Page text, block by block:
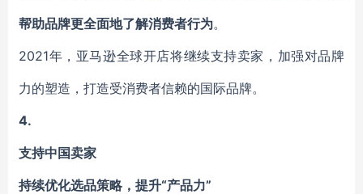
帮助品牌更全面地了解消费者行为。
2021年，亚马逊全球开店将继续支持卖家，加强对品牌
力的塑造，打造受消费者信赖的国际品牌。
4.
支持中国卖家
持续优化选品策略，提升“产品力”